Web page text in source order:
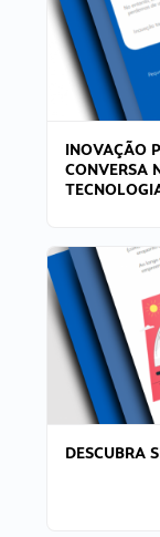
INOVAÇÃO
CONVERSA
DESCUBRA